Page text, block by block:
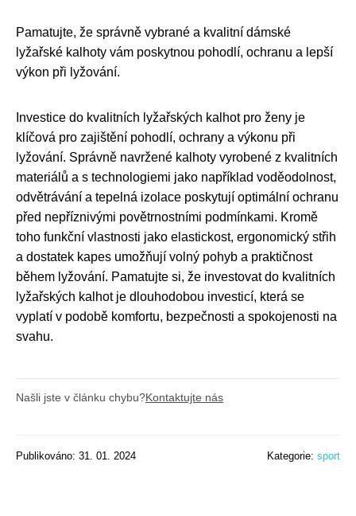
Pamatujte, že správně vybrané a kvalitní dámské
lyžařské kalhoty vám poskytnou pohodlí, ochranu a lepší
výkon při lyžování.
Investice do kvalitních lyžařských kalhot pro ženy je
klíčová pro zajištění pohodlí, ochrany a výkonu při
lyžování. Správně navržené kalhoty vyrobené z kvalitních
materiálů a s technologiemi jako například voděodolnost,
odvětrávání a tepelná izolace poskytují optimální ochranu
před nepříznivými povětrnostními podmínkami. Kromě
toho funkční vlastnosti jako elastickost, ergonomický střih
a dostatek kapes umožňují volný pohyb a praktičnost
během lyžování. Pamatujte si, že investovat do kvalitních
lyžařských kalhot je dlouhodobou investicí, která se
vyplatí v podobě komfortu, bezpečnosti a spokojenosti na
svahu.
Našli jste v článku chybu?Kontaktujte nás
Publikováno: 31. 01. 2024 Kategorie: sport